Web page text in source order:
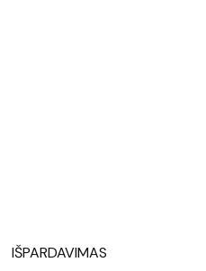
IŠPARDAVIMAS